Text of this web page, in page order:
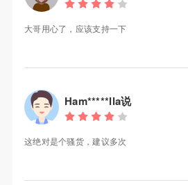
大哥用心了，应该支持一下
Ham*****lla说
这绝对是个骚货，建议多次